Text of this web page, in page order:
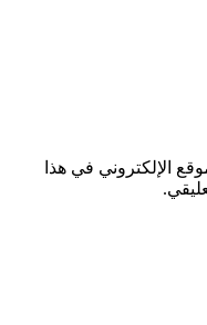
الإلكتروني في هذا